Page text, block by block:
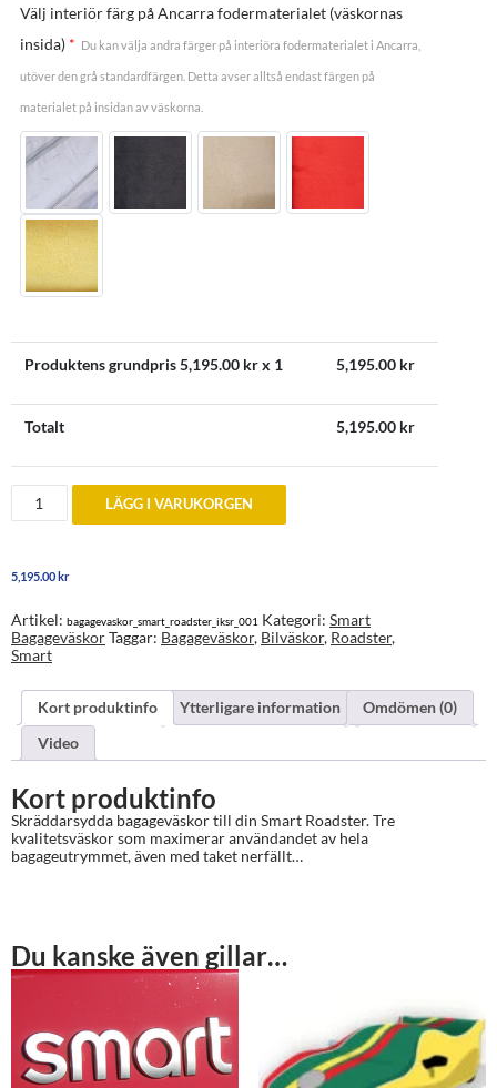
Välj interiör färg på Ancarra fodermaterialet (väskornas
insida) * Du kan välja andra färger på interiöra fodermaterialet i Ancarra,
utöver den grå standardfärgen. Detta avser alltså endast färgen på
materialet på insidan av väskorna.
Produktens grundpris5,195.00 kr x 1 5,195.00 kr
Totalt 5,195.00 kr
Bagageväskor
Smart
LÄGG I VARUKORGEN
5,195.00kr
Artikel: bagagevaskor_smart_roadster_iksr_001 Kategori: Smart
BagageväskorTaggar: Bagageväskor, Bilväskor, Roadster,
Smart
Kort produktinfo Ytterligare information
Omdömen (0)
Video
Kort produktinfo
Skräddarsydda bagageväskor till din Smart Roadster. Tre
kvalitetsväskor som maximerar användandet av hela
bagageutrymmet, även med taket nerfällt…
Du kanske även gillar…